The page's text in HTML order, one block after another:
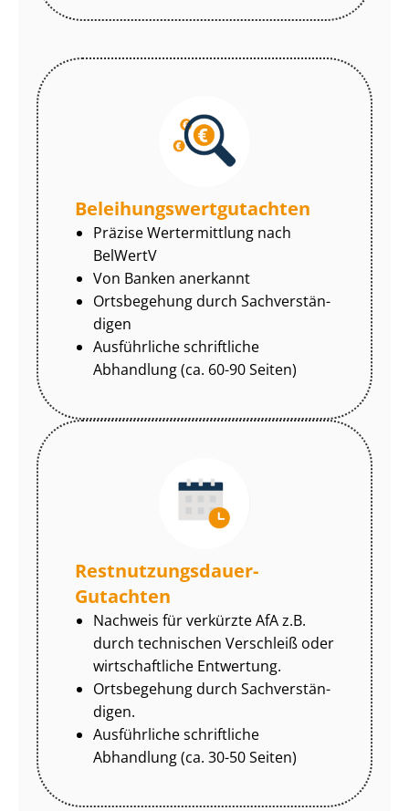
Be­lei­hungs­wert­gut­ach­ten
Präzise Wertermittlung nach
BelWertV
Von Banken anerkannt
Ortsbegehung durch Sach­ver­stän­
di­gen
Ausführliche schriftliche
Abhandlung (ca. 60-90 Seiten)
Rest­nut­zungs­dau­er-
Gutachten
Nachweis für verkürzte AfA z.B.
durch technischen Verschleiß oder
wirtschaftliche Entwertung.
Ortsbegehung durch Sach­ver­stän­
di­gen.
Ausführliche schriftliche
Abhandlung (ca. 30-50 Seiten)